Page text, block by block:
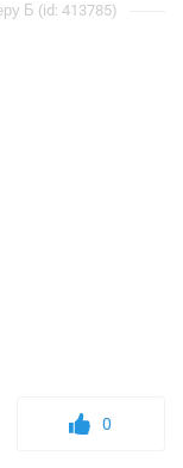
Б (id: 413785)
0